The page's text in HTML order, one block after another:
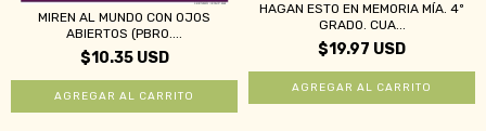
MIREN AL MUNDO CON OJOS
ABIERTOS (PBRO....
$10.35 USD
HAGAN ESTO EN MEMORIA MÍA. 4º
GRADO. CUA...
$19.97 USD